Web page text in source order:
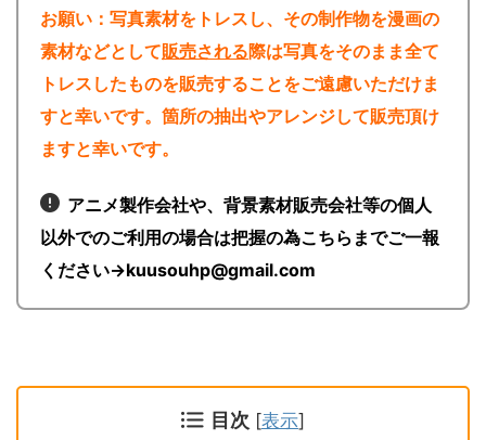
お願い：写真素材をトレスし、その制作物を漫画の
素材などとして販売される際は写真をそのまま全て
トレスしたものを販売することをご遠慮いただけま
すと幸いです。箇所の抽出やアレンジして販売頂け
ますと幸いです。
アニメ製作会社や、背景素材販売会社等の個人
以外でのご利用の場合は把握の為こちらまでご一報
ください→kuusouhp@gmail.com
目次 [表示]